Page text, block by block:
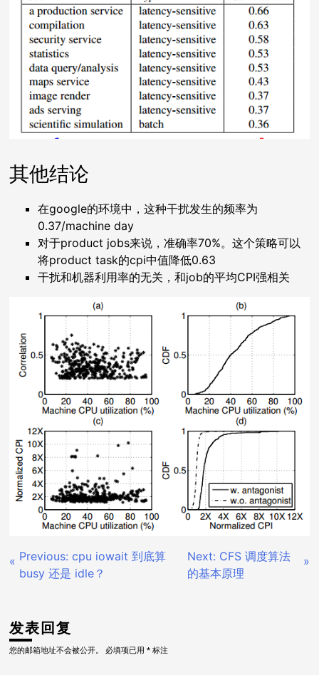
其他结论
在google的环境中，这种干扰发生的频率为
0.37/machine day
对于product jobs来说，准确率70%。这个策略可以
将product task的cpi中值降低0.63
干扰和机器利用率的无关，和job的平均CPI强相关
文
导
Previous: cpu iowait 到底算
busy 还是 idle？
Next: CFS 调度算法
的基本原理
发表回复
您的邮箱地址不会被公开。 必填项已用* 标注